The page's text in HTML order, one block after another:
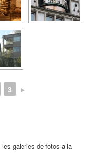
3 ►
les galeries de fotos a la